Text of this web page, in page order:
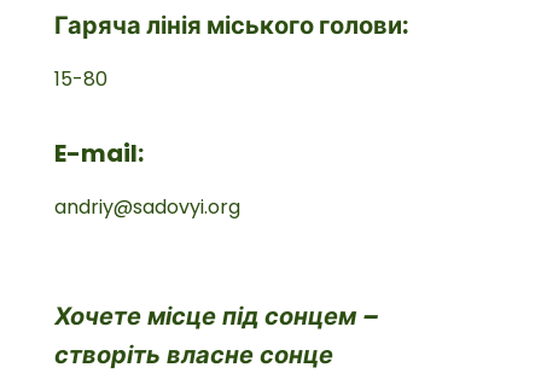
Гаряча лінія міського голови:
15-80
E-mail:
andriy@sadovyi.org
Хочете місце під сонцем –
створіть власне сонце